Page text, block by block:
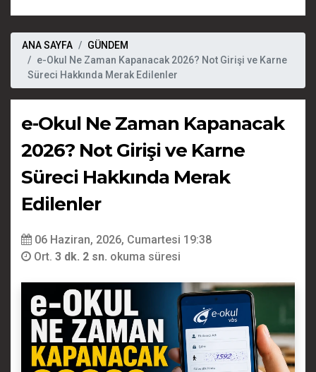
ANA SAYFA
GÜNDEM
e-Okul Ne Zaman Kapanacak 2026? Not Girişi ve Karne
Süreci Hakkında Merak Edilenler
e-Okul Ne Zaman Kapanacak
2026? Not Girişi ve Karne
Süreci Hakkında Merak
Edilenler
06 Haziran, 2026, Cumartesi 19:38
Ort. 3 dk. 2 sn. okuma süresi